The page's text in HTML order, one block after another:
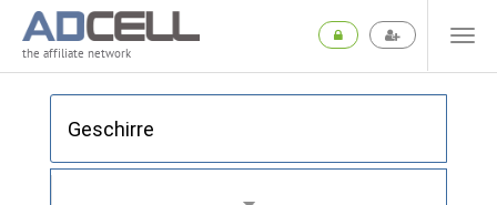
the affiliate network